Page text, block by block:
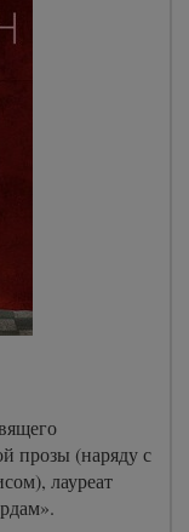
прозы (наряду с
лауреат